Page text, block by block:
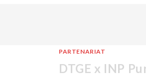
PARTENARIAT
DTGE x INP